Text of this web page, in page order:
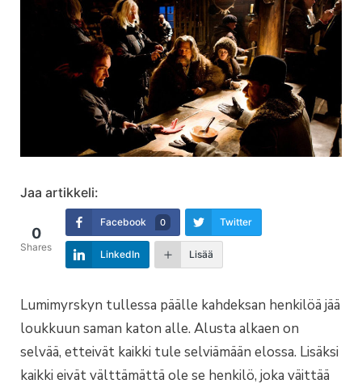
Jaa artikkeli:
0
Shares
Facebook 0 Twitter
LinkedIn Lisää
Lumimyrskyn tullessa päälle kahdeksan henkilöä jää
loukkuun saman katon alle. Alusta alkaen on
selvää, etteivät kaikki tule selviämään elossa. Lisäksi
kaikki eivät välttämättä ole se henkilö, joka väittää